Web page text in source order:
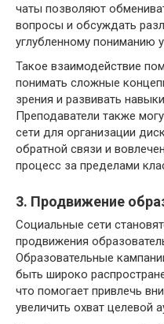
чаты позволяют
вопросы и обсуждать
углубленному пониманию
Такое взаимодействие
понимать сложные
зрения и развивать
Преподаватели также
сети для организации
обратной связи и
процесс за пределами
3. Продвижение
Социальные сети
продвижения
Образовательные
быть широко
что помогает привлечь
увеличить охват целевой